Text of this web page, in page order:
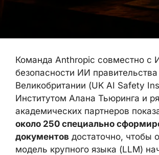
Команда Anthropic совместно с
безопасности ИИ правительства
Великобритании (UK AI Safety
Институтом Алана Тьюринга и
академических партнеров
около 250 специально
документов достаточно, чтобы
модель крупного языка (LLM)